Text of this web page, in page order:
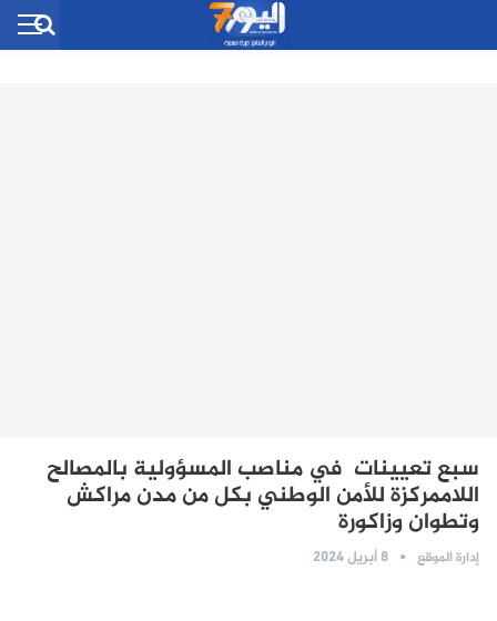
سبع تعيينات في مناصب المسؤولية بالمصالح
اللاممركزة للأمن الوطني بكل من مدن مراكش
وتطوان وزاكورة
إدارة الموقع 8 أبريل 2024